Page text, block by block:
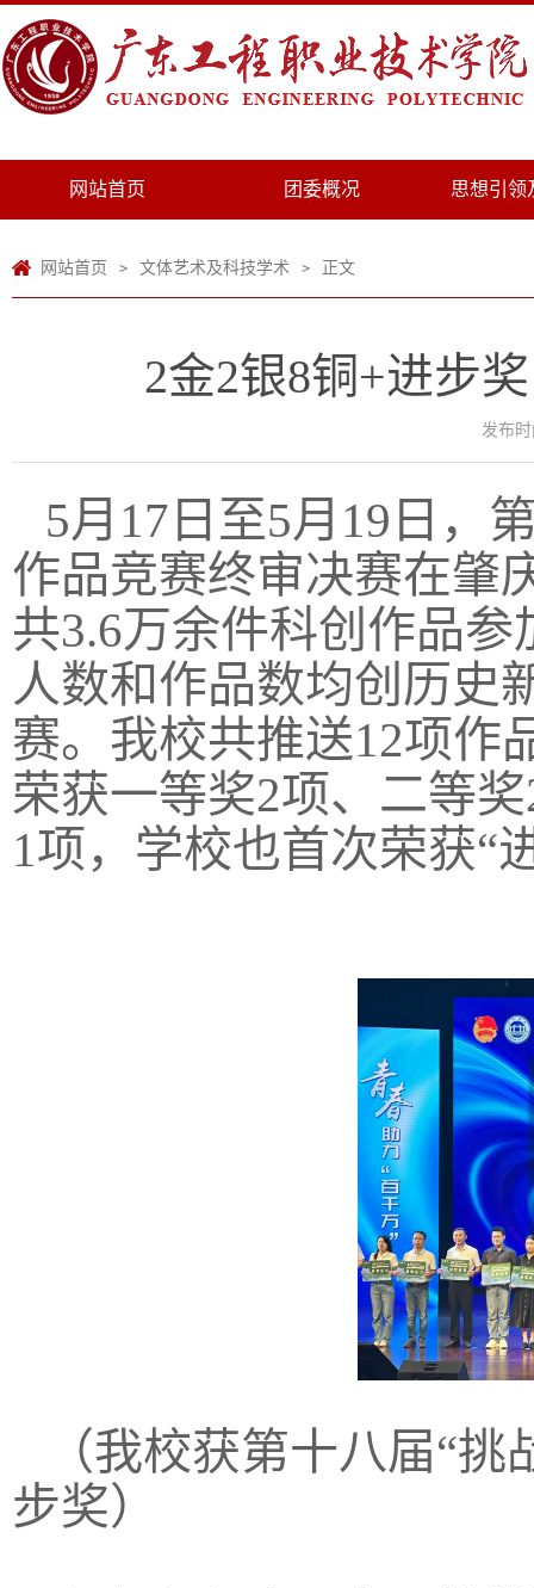
网站首页 团委概况 思想引领
网站首页 > 文体艺术及科技学术 > 正文
2金2银8铜+进步
发布时
5月17日至5月19日，
作品竞赛终审决赛在肇
共3.6万余件科创作品
人数和作品数均创历史
赛。我校共推送12项作
荣获一等奖2项、二等
1项，学校也首次荣获“
（我校获第十八届“
步奖）